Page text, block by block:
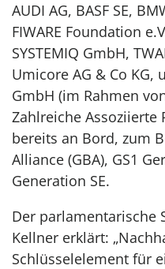
AUDI AG, BASF SE,
FIWARE Foundation
SYSTEMIQ GmbH,
Umicore AG & Co KG,
GmbH (im Rahmen
Zahlreiche Assoziierte
bereits an Bord, zum
Alliance (GBA), GS1
Generation SE.
Der parlamentarische
Kellner erklärt:
Schlüsselelement für